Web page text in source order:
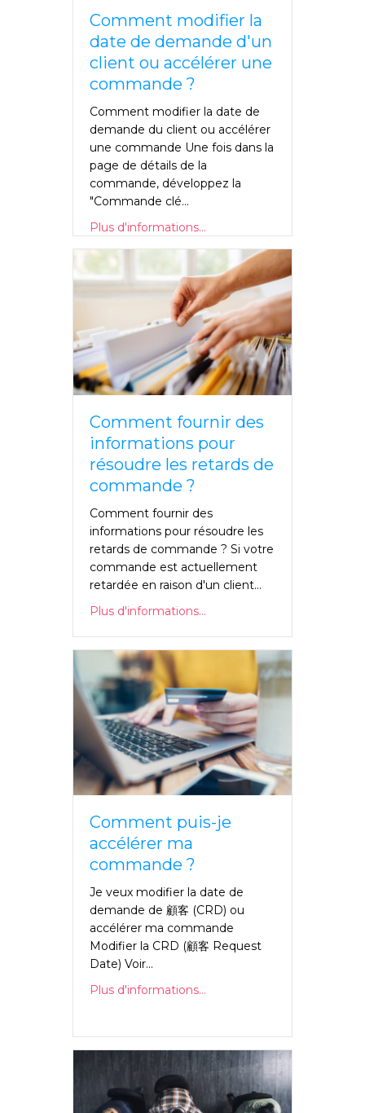
Comment modifier la
date de demande d'un
client ou accélérer une
commande ?
Comment modifier la date de
demande du client ou accélérer
une commande Une fois dans la
page de détails de la
commande, développez la
"Commande clé...
Plus d'informations...
Comment fournir des
informations pour
résoudre les retards de
commande ?
Comment fournir des
informations pour résoudre les
retards de commande ? Si votre
commande est actuellement
retardée en raison d'un client...
Plus d'informations...
Comment puis-je
accélérer ma
commande ?
Je veux modifier la date de
demande de 顧客 (CRD) ou
accélérer ma commande
Modifier la CRD (顧客 Request
Date) Voir...
Plus d'informations...